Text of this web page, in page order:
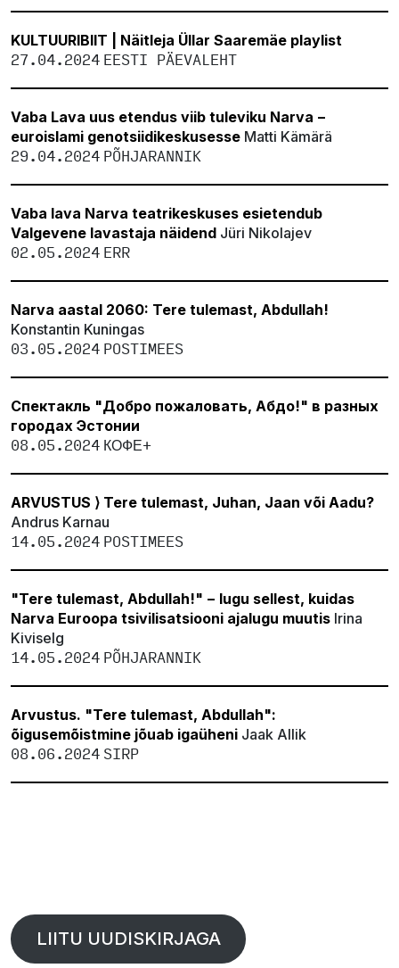
KULTUURIBIIT | Näitleja Üllar Saaremäe playlist
27.04.2024EESTI PÄEVALEHT
Vaba Lava uus etendus viib tuleviku Narva −
euroislami genotsiidikeskusesse Matti Kämärä
29.04.2024PÕHJARANNIK
Vaba lava Narva teatrikeskuses esietendub
Valgevene lavastaja näidend Jüri Nikolajev
02.05.2024ERR
Narva aastal 2060: Tere tulemast, Abdullah!
Konstantin Kuningas
03.05.2024POSTIMEES
Спектакль "Добро пожаловать, Абдо!" в разных
городах Эстонии
08.05.2024КОФЕ+
ARVUSTUS ⟩ Tere tulemast, Juhan, Jaan või Aadu?
Andrus Karnau
14.05.2024POSTIMEES
"Tere tulemast, Abdullah!" − lugu sellest, kuidas
Narva Euroopa tsivilisatsiooni ajalugu muutis Irina
Kiviselg
14.05.2024PÕHJARANNIK
Arvustus. "Tere tulemast, Abdullah":
õigusemõistmine jõuab igaüheni Jaak Allik
08.06.2024SIRP
LIITU UUDISKIRJAGA